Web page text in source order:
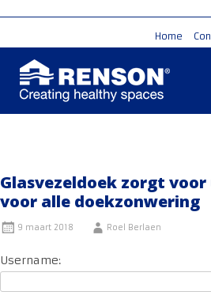
Home
Glasvezeldoek zorgt
voor alle doekzonwering
9 maart 2018 Roel Berlaen
Username: